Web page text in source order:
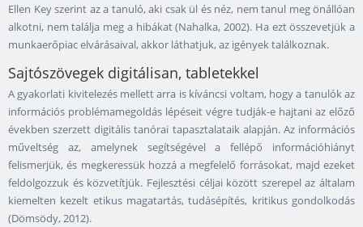
Ellen Key szerint az a tanuló, aki csak ül és néz, nem tanul meg önállóan
alkotni, nem találja meg a hibákat (Nahalka, 2002). Ha ezt összevetjük a
munkaerőpiac elvárásaival, akkor láthatjuk, az igények találkoznak.
Sajtószövegek digitálisan, tabletekkel
A gyakorlati kivitelezés mellett arra is kíváncsi voltam, hogy a tanulók az
információs problémamegoldás lépéseit végre tudják-e hajtani az előző
években szerzett digitális tanórai tapasztalataik alapján. Az információs
műveltség az, amelynek segítségével a fellépő információhiányt
felismerjük, és megkeressük hozzá a megfelelő forrásokat, majd ezeket
feldolgozzuk és közvetítjük. Fejlesztési céljai között szerepel az általam
kiemelten kezelt etikus magatartás, tudásépítés, kritikus gondolkodás
(Dömsödy, 2012).